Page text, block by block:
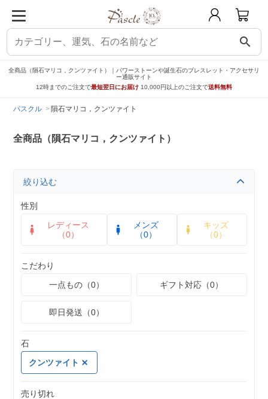
search
全商品（隕石マリコ，クンツァイト）｜パワーストーンや誕生石のブレスレット・アクセサリ
ー通販サイト
12時までのご注文で最短翌日にお届け 10,000円以上のご注文で送料無料
パスクル 隕石マリコ，クンツァイト
全商品（隕石マリコ，クンツァイト）
絞り込む
性別
レディース
（0）
メンズ
（0）
キッズ
（0）
こだわり
一点もの（0）
ギフト対応（0）
即日発送（0）
石
クンツァイト
売り切れ